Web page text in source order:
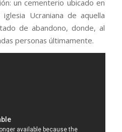
un cementerio ubicado en
Ucraniana de aquella
de abandono, donde, al
personas últimamente.